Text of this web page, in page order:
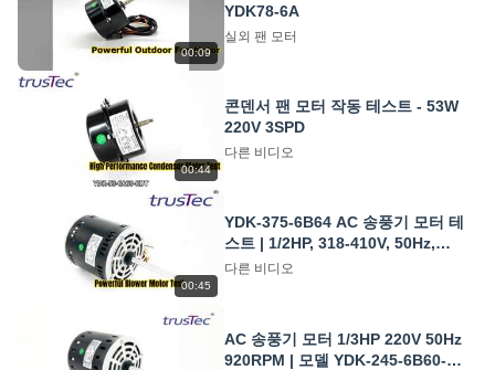
00:09
YDK78-6A
실외 팬 모터
00:44
콘덴서 팬 모터 작동 테스트 - 53W
220V 3SPD
다른 비디오
00:45
YDK-375-6B64 AC 송풍기 모터 테
스트 | 1/2HP, 318-410V, 50Hz,
920RPM 작동
다른 비디오
AC 송풍기 모터 1/3HP 220V 50Hz
920RPM | 모델 YDK-245-6B60-